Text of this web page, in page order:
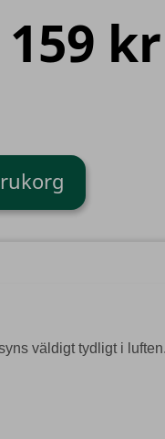
159 kr
väldigt tydligt i